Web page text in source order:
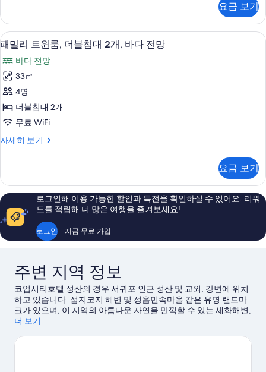
출
봉
뷰)
사
진
모
두
보
기
블
룸
(성
산
일
출
봉
뷰)
자
세
히
보
요금 보기
패
밀
리
트
윈
룸,
블
대
2
개,
바
다
패밀리 트윈룸, 더블침대 2개, 바다 전
10
패밀리 트윈룸, 더블침대 2개, 바다 전망
바다 전망
33㎡
4명
더블침대 2개
무료 WiFi
자세히 보기
패
윈
룸,
더
블
침
대
요금 보기
로그인해 이용 가능한 할인과 특전을 확인하실 수 있어요. 리워
드를 적립해 더 많은 여행을 즐겨보세요!
로그인 지금 무료 가입
주변 지역 정보
코업시티호텔 성산의 경우 서귀포 인근 성산 및 교외, 강변에 위치
하고 있습니다. 섭지코지 해변 및 성읍민속마을 같은 유명 랜드마
크가 있으며, 이 지역의 아름다운 자연을 만끽할 수 있는 세화해변,
비자림도 방문해 볼 만합니다. 메이즈랜드도 놓치지 마세요. 근처
외 활동도 즐겨보세요.
더 보기